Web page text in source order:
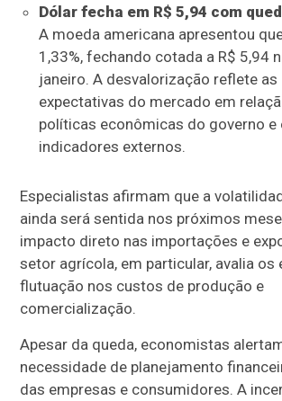
Dólar fecha em R$ 5,94 com
A moeda americana apresentou
1,33%, fechando cotada a R$ 5,94
janeiro. A desvalorização reflete as
expectativas do mercado em
políticas econômicas do governo e
indicadores externos.
Especialistas afirmam que a
ainda será sentida nos próximos
impacto direto nas importações e
setor agrícola, em particular, avalia
flutuação nos custos de produção e
comercialização.
Apesar da queda, economistas
necessidade de planejamento
das empresas e consumidores. A